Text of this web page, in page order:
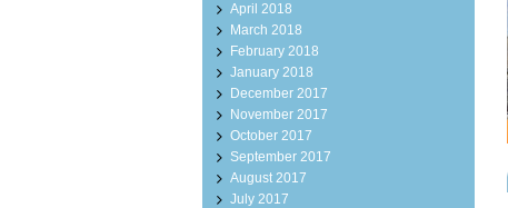
April 2018
March 2018
February 2018
January 2018
December 2017
November 2017
October 2017
September 2017
August 2017
July 2017